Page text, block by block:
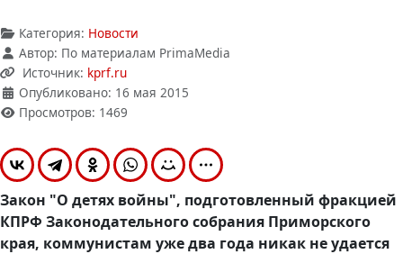
Категория: Новости
Автор: По материалам PrimaMedia
Источник: kprf.ru
Опубликовано: 16 мая 2015
Просмотров: 1469
Закон "О детях войны", подготовленный фракцией
КПРФ Законодательного собрания Приморского
края, коммунистам уже два года никак не удается